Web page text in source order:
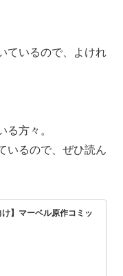
ているので、よけれ
る方々。
いるので、ぜひ読ん
け】マーベル原作コミッ